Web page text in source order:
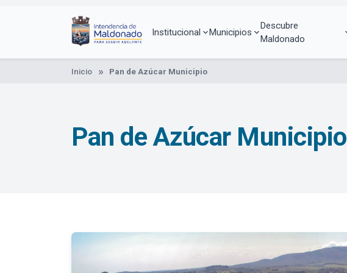
Institucional Municipios
Descubre
Maldonado
Inicio Pan de Azúcar Municipio
Pan de Azúcar Municipio